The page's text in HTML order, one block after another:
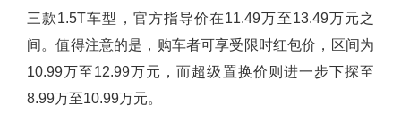
三款1.5T车型，官方指导价在11.49万至13.49万元之
间。值得注意的是，购车者可享受限时红包价，区间为
10.99万至12.99万元，而超级置换价则进一步下探至
8.99万至10.99万元。